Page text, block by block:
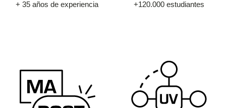
+ 35 años de experiencia +120.000 estudiantes